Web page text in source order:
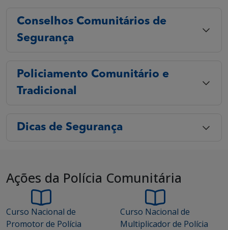
Conselhos Comunitários de
Segurança
Policiamento Comunitário e
Tradicional
Dicas de Segurança
Ações da Polícia Comunitária
Curso Nacional de
Promotor de Polícia
Curso Nacional de
Multiplicador de Polícia